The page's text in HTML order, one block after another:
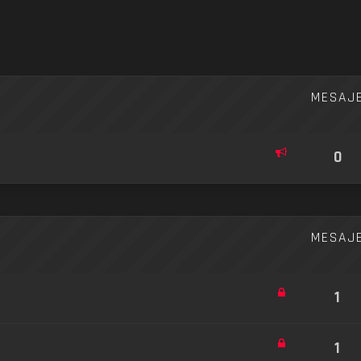
MESAJE
0
MESAJE
1
1